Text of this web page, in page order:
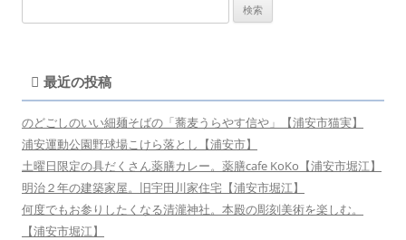
索:
最近の投稿
のどごしのいい細麺そばの「蕎麦うらやす信や」【浦安市猫実】
浦安運動公園野球場こけら落とし【浦安市】
土曜日限定の具だくさん薬膳カレー。薬膳cafe KoKo【浦安市堀江】
明治２年の建築家屋。旧宇田川家住宅【浦安市堀江】
何度でもお参りしたくなる清瀧神社。本殿の彫刻美術を楽しむ。
【浦安市堀江】